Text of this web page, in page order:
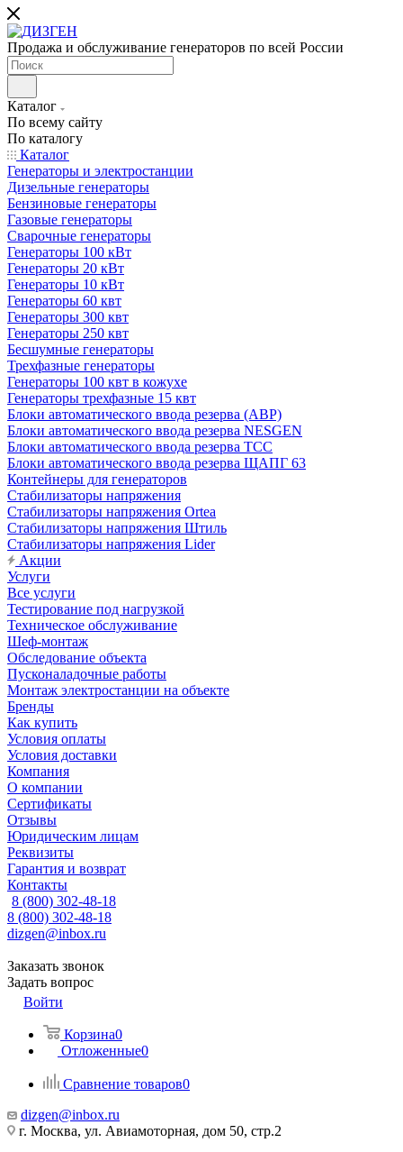
Продажа и обслуживание генераторов по всей России
Каталог
По всему сайту
По каталогу
Каталог
Генераторы и электростанции
Дизельные генераторы
Бензиновые генераторы
Газовые генераторы
Сварочные генераторы
Генераторы 100 кВт
Генераторы 20 кВт
Генераторы 10 кВт
Генераторы 60 квт
Генераторы 300 квт
Генераторы 250 квт
Бесшумные генераторы
Трехфазные генераторы
Генераторы 100 квт в кожухе
Генераторы трехфазные 15 квт
Блоки автоматического ввода резерва (АВР)
Блоки автоматического ввода резерва NESGEN
Блоки автоматического ввода резерва ТСС
Блоки автоматического ввода резерва ЩАПГ 63
Контейнеры для генераторов
Стабилизаторы напряжения
Стабилизаторы напряжения Ortea
Стабилизаторы напряжения Штиль
Стабилизаторы напряжения Lider
Акции
Услуги
Все услуги
Тестирование под нагрузкой
Техническое обслуживание
Шеф-монтаж
Обследование объекта
Пусконаладочные работы
Монтаж электростанции на объекте
Бренды
Как купить
Условия оплаты
Условия доставки
Компания
О компании
Сертификаты
Отзывы
Юридическим лицам
Реквизиты
Гарантия и возврат
Контакты
8 (800) 302-48-18
8 (800) 302-48-18
dizgen@inbox.ru
Заказать звонок
Задать вопрос
Войти
Корзина0
Отложенные0
Сравнение товаров0
dizgen@inbox.ru
г. Москва, ул. Авиамоторная, дом 50, стр.2